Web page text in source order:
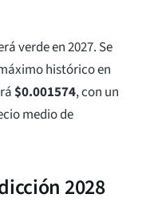
verde en 2027. Se
histórico en
$0.001574, con un
medio de
2028